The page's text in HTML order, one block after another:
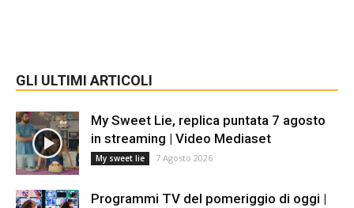
GLI ULTIMI ARTICOLI
My Sweet Lie, replica puntata 7 agosto
in streaming | Video Mediaset
My sweet lie 7 Agosto 2026
Programmi TV del pomeriggio di oggi |